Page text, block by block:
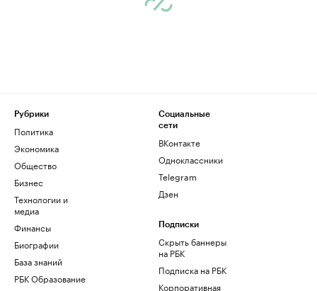
Рубрики
Политика
Экономика
Общество
Бизнес
Технологии и
медиа
Финансы
Биографии
База знаний
РБК Образование
Социальные
сети
ВКонтакте
Одноклассники
Telegram
Дзен
Подписки
Скрыть баннеры
на РБК
Подписка на РБК
Корпоративная